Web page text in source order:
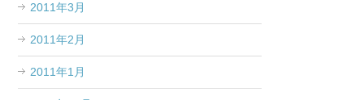
2011年3月
2011年2月
2011年1月